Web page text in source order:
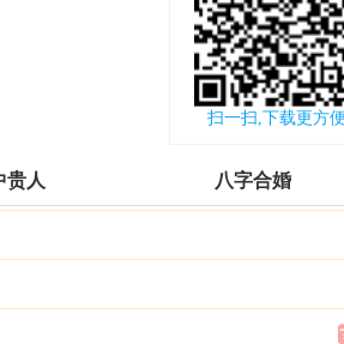
扫一扫,下载更方便
贵人 八字合婚